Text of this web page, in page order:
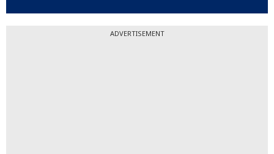
ADVERTISEMENT